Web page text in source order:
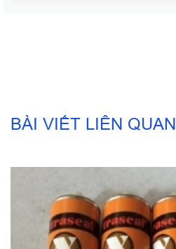
BÀI VIẾT LIÊN QUAN